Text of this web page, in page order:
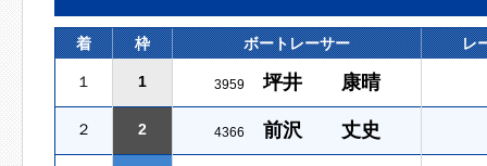
着 枠 ボートレーサー レ
１ 1 3959 坪井 康晴
２ 2 4366 前沢 丈史